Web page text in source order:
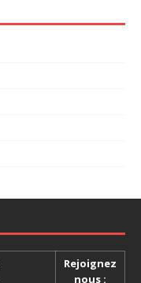
Rejoignez
nous :